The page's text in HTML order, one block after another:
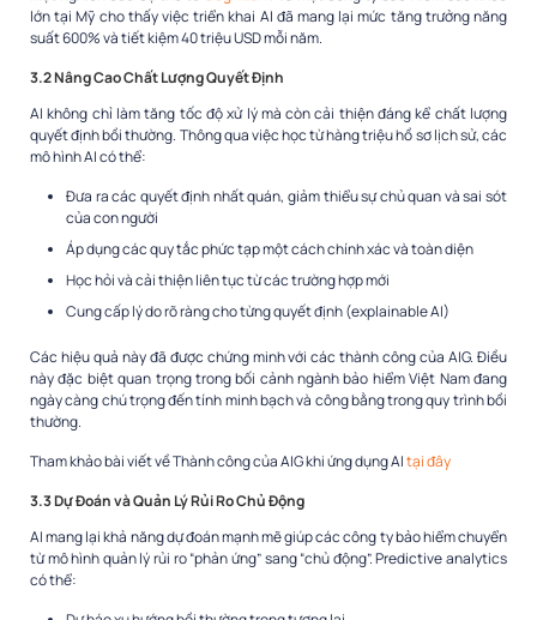
lớn tại Mỹ cho thấy việc triển khai AI đã mang lại mức tăng trưởng năng
suất 600% và tiết kiệm 40 triệu USD mỗi năm.
3.2 Nâng Cao Chất Lượng Quyết Định
AI không chỉ làm tăng tốc độ xử lý mà còn cải thiện đáng kể chất lượng
quyết định bồi thường. Thông qua việc học từ hàng triệu hồ sơ lịch sử, các
mô hình AI có thể:
Đưa ra các quyết định nhất quán, giảm thiểu sự chủ quan và sai sót
của con người
Áp dụng các quy tắc phức tạp một cách chính xác và toàn diện
Học hỏi và cải thiện liên tục từ các trường hợp mới
Cung cấp lý do rõ ràng cho từng quyết định (explainable AI)
Các hiệu quả này đã được chứng minh với các thành công của AIG. Điều
này đặc biệt quan trọng trong bối cảnh ngành bảo hiểm Việt Nam đang
ngày càng chú trọng đến tính minh bạch và công bằng trong quy trình bồi
thường.
Tham khảo bài viết về Thành công của AIG khi ứng dụng AItại đây
3.3 Dự Đoán và Quản Lý Rủi Ro Chủ Động
AI mang lại khả năng dự đoán mạnh mẽ giúp các công ty bảo hiểm chuyển
từ mô hình quản lý rủi ro “phản ứng” sang “chủ động”. Predictive analytics
có thể: